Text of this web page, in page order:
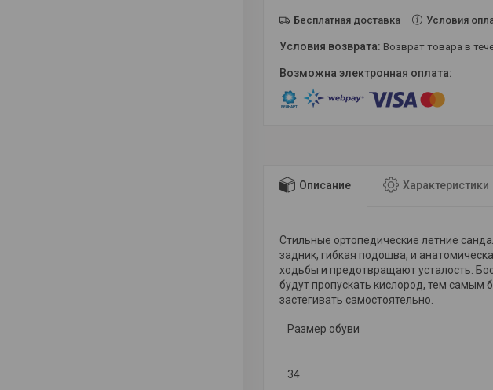
Бесплатная доставка Условия
возврат товара в
Описание Характеристики
Стильные ортопедические летние
задник, гибкая подошва, и
ходьбы и предотвращают усталость.
будут пропускать кислород, тем самым
застегивать самостоятельно.
Размер обуви
34